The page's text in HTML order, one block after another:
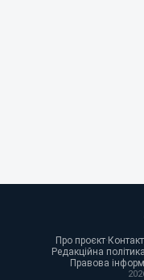
Про проєкт·
Редакційна
Правова